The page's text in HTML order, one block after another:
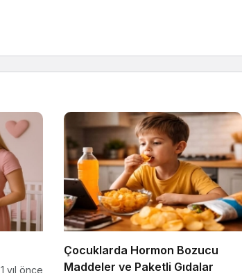
1 yıl önce
Çocuklarda Hormon Bozucu
Maddeler ve Paketli Gıdalar